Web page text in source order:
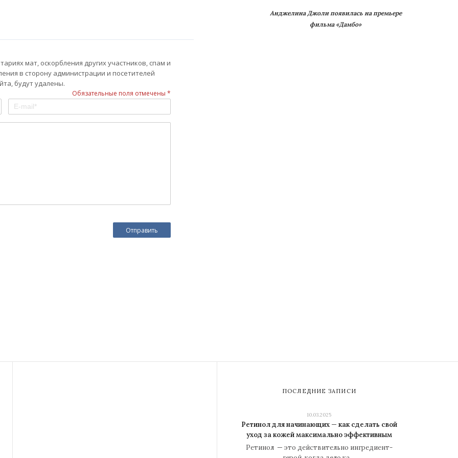
мат, оскорбления других участников, спам и
в сторону администрации и посетителей
будут удалены.
Обязательные поля отмечены *
Анджелина Джоли появилась на премьере
фильма «Дамбо»
ПОСЛЕДНИЕ ЗАПИСИ
10.03.2025
Ретинол для начинающих — как сделать свой
уход за кожей максимально эффективным
Ретинол — это действительно ингредиент-